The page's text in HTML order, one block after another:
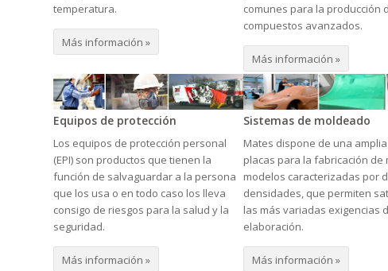
temperatura.
Más información »
comunes para la producción
compuestos avanzados.
Más información »
Equipos de protección
Los equipos de protección personal
(EPI) son productos que tienen la
función de salvaguardar a la persona
que los usa o en todo caso los lleva
consigo de riesgos para la salud y la
seguridad.
Más información »
Sistemas de moldeado
Mates dispone de una
placas para la fabricación de
modelos caracterizadas por
densidades, que permiten
las más variadas exigencias
elaboración.
Más información »